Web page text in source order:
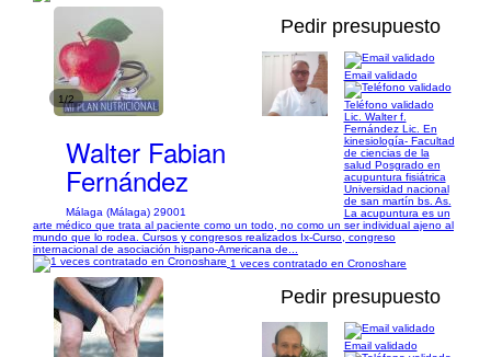
1/2
Pedir presupuesto
Walter Fabian
Fernández
Málaga (Málaga) 29001
Email validado
Teléfono validado
Lic. Walter f.
Fernández Lic. En
kinesiología- Facultad
de ciencias de la
salud Posgrado en
acupuntura fisiátrica
Universidad nacional
de san martín bs. As.
La acupuntura es un
arte médico que trata al paciente como un todo, no como un ser individual ajeno al
mundo que lo rodea. Cursos y congresos realizados Ix-Curso, congreso
internacional de asociación hispano-Americana de...
1 veces contratado en Cronoshare
Pedir presupuesto
Email validado